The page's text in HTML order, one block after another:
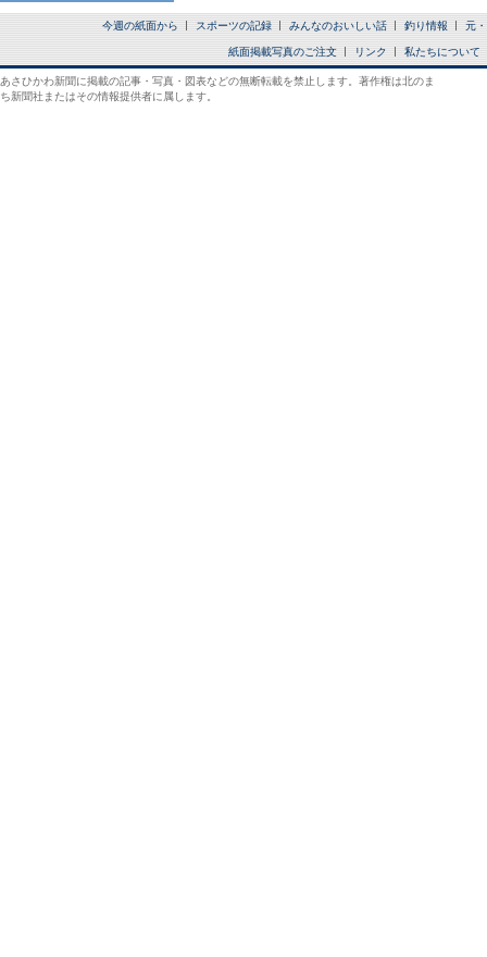
今週の紙面から スポーツの記録 みんなのおいしい話 釣り情報 元
紙面掲載写真のご注文 リンク 私たちについて
あさひかわ新聞に掲載の記事・写真・図表などの無断転載を禁止します。著作権は北のま
ち新聞社またはその情報提供者に属します。